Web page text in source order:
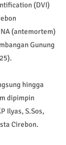
(DVI)
(antemortem)
Gunung
hingga
dipimpin
Ilyas, S.Sos,
Cirebon.